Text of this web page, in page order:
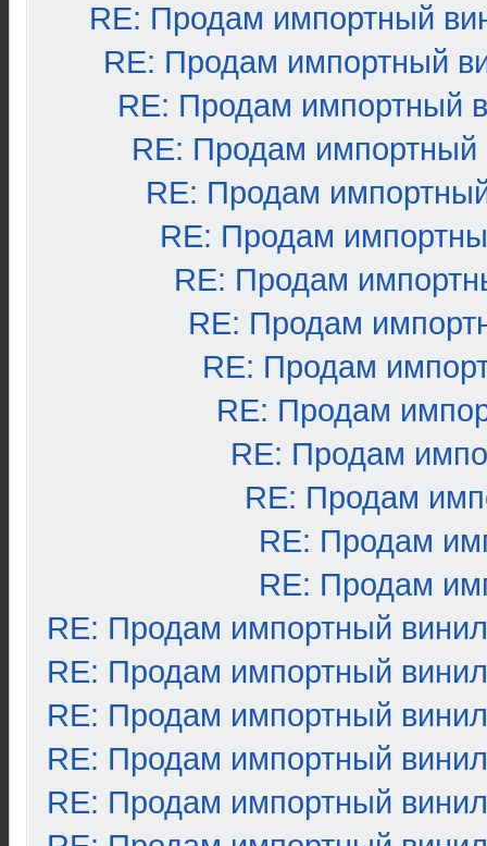
RE: Продам импортный
RE: Продам импортный
RE: Продам импортный
RE: Продам импортный
RE: Продам
RE: Продам
RE: Продам
RE: Продам
RE: Продам
RE: Продам
RE: Продам
RE: Продам
RE: Продам
RE: Продам
RE: Продам импортный винил
RE: Продам импортный винил
RE: Продам импортный винил
RE: Продам импортный винил
RE: Продам импортный винил